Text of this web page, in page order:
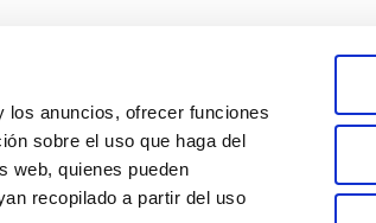
los anuncios, ofrecer funciones
sobre el uso que haga del
web, quienes pueden
recopilado a partir del uso
Digital Matrícula e inscripción